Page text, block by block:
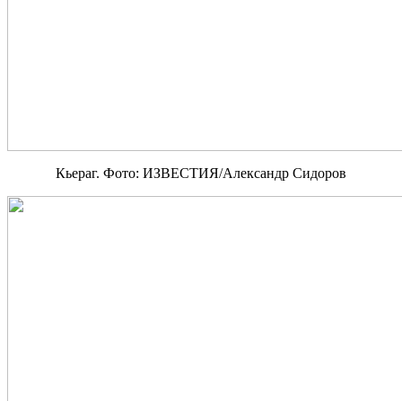
Кьераг. Фото: ИЗВЕСТИЯ/Александр Сидоров